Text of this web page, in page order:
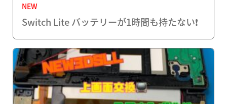
NEW
Switch Lite バッテリーが1時間も持たない❗️